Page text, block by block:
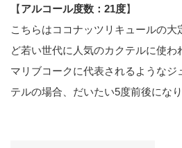
【アルコール度数：21度】
こちらはココナッツリキュールの大
ど若い世代に人気のカクテルに使わ
マリブコークに代表されるようなジ
テルの場合、だいたい5度前後になり